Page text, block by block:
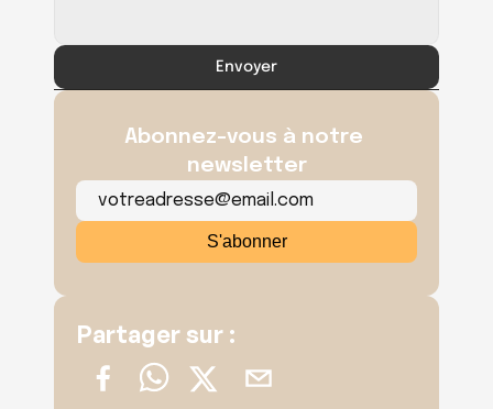
Envoyer
Abonnez-vous à notre
newsletter
Partager sur :